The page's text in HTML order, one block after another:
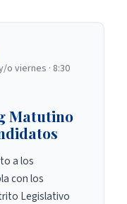
o viernes · 8:30
Matutino
a los
con los
Legislativo